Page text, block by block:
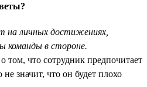
на личных достижениях,
команды в стороне.
том, что сотрудник предпочитает
значит, что он будет плохо